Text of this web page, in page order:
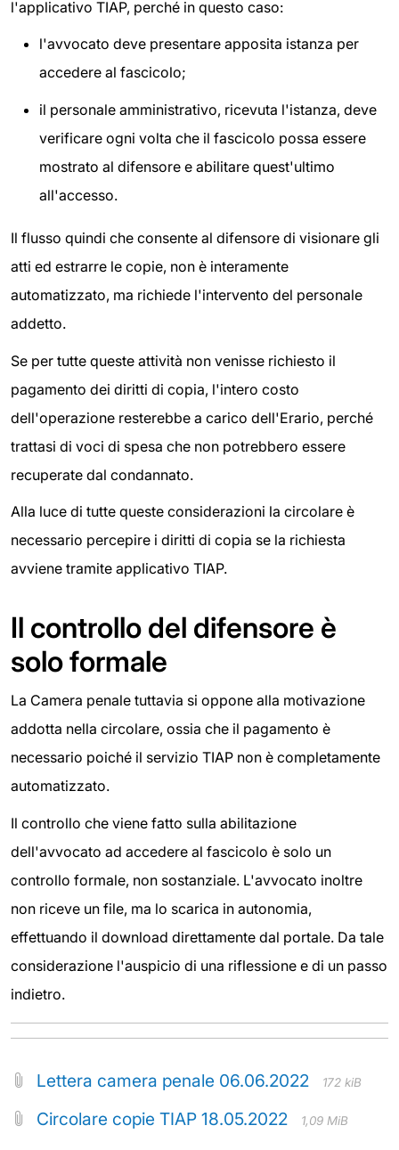
l'applicativo TIAP, perché in questo caso:
l'avvocato deve presentare apposita istanza per
accedere al fascicolo;
il personale amministrativo, ricevuta l'istanza, deve
verificare ogni volta che il fascicolo possa essere
mostrato al difensore e abilitare quest'ultimo
all'accesso.
Il flusso quindi che consente al difensore di visionare gli
atti ed estrarre le copie, non è interamente
automatizzato, ma richiede l'intervento del personale
addetto.
Se per tutte queste attività non venisse richiesto il
pagamento dei diritti di copia, l'intero costo
dell'operazione resterebbe a carico dell'Erario, perché
trattasi di voci di spesa che non potrebbero essere
recuperate dal condannato.
Alla luce di tutte queste considerazioni la circolare è
necessario percepire i diritti di copia se la richiesta
avviene tramite applicativo TIAP.
Il controllo del difensore è
solo formale
La Camera penale tuttavia si oppone alla motivazione
addotta nella circolare, ossia che il pagamento è
necessario poiché il servizio TIAP non è completamente
automatizzato.
Il controllo che viene fatto sulla abilitazione
dell'avvocato ad accedere al fascicolo è solo un
controllo formale, non sostanziale. L'avvocato inoltre
non riceve un file, ma lo scarica in autonomia,
effettuando il download direttamente dal portale. Da tale
considerazione l'auspicio di una riflessione e di un passo
indietro.
Lettera camera penale 06.06.2022 172 kiB
Circolare copie TIAP 18.05.2022 1,09 MiB